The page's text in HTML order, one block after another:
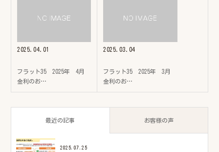
2025.04.01
フラット35 2025年 4月
金利のお…
2025.03.04
フラット35 2025年 3月
金利のお…
最近の記事 お客様の声
2025.07.25